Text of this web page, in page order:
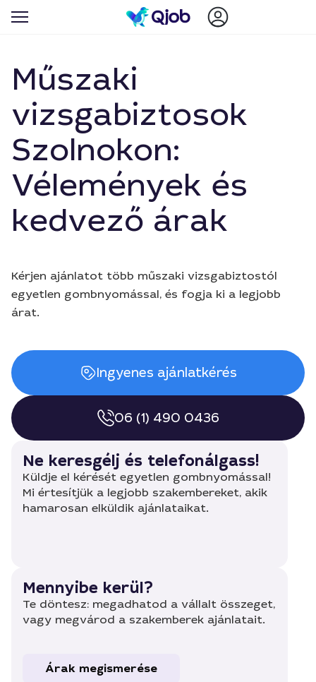
Műszaki
vizsgabiztosok
Szolnokon:
Vélemények és
kedvező árak
Kérjen ajánlatot több műszaki vizsgabiztostól
egyetlen gombnyomással, és fogja ki a legjobb
árat.
Ingyenes ajánlatkérés
06 (1) 490 0436
Ne keresgélj és telefonálgass!
Küldje el kérését egyetlen gombnyomással!
Mi értesítjük a legjobb szakembereket, akik
hamarosan elküldik ajánlataikat.
Mennyibe kerül?
Te döntesz: megadhatod a vállalt összeget,
vagy megvárod a szakemberek ajánlatait.
Árak megismerése